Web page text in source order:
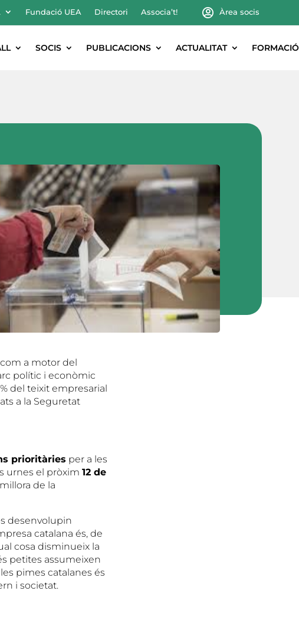
Fundació UEA Directori Associa’t! Àrea socis
SOCIS PUBLICACIONS ACTUALITAT FORMACIÓ
a motor del
polític i econòmic
del teixit empresarial
a la Seguretat
prioritàries per a les
urnes el pròxim 12 de
de la
desenvolupin
catalana és, de
cosa disminueix la
petites assumeixen
pimes catalanes és
i societat.